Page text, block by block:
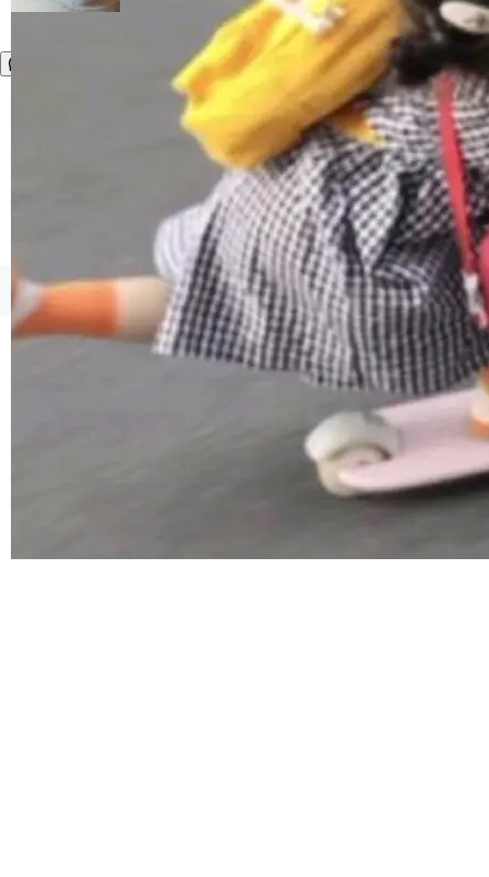
社区爱好者提供了高效跟踪新版本的思路。
他可以全职维护 libexpat 了，最长 6 个月。发
工资的是慕尼黑市政府。 libexpat 是一个 C99
编写的流式 XML 解析器，MIT 许可证。和 libx
ml2 一样，它是世界上使用最广泛的 XML 解析
库之一。你的操作系统、浏览器、无数的基础设
施软件，很可能都在用它。而过去十年，维护它
©OSCHINA(OSChina.NET) 京ICP备2025119063号